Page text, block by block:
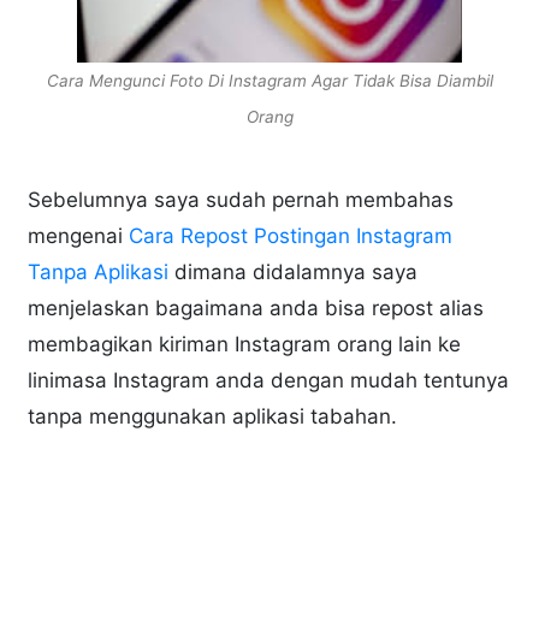
Cara Mengunci Foto Di Instagram Agar Tidak Bisa Diambil
Orang
Sebelumnya saya sudah pernah membahas
mengenai Cara Repost Postingan Instagram
Tanpa Aplikasi dimana didalamnya saya
menjelaskan bagaimana anda bisa repost alias
membagikan kiriman Instagram orang lain ke
linimasa Instagram anda dengan mudah tentunya
tanpa menggunakan aplikasi tabahan.